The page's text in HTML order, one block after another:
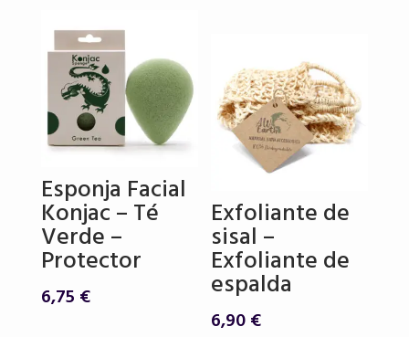
Esponja Facial
Konjac – Té
Verde –
Protector
6,75 €
Exfoliante de
sisal –
Exfoliante de
espalda
6,90€